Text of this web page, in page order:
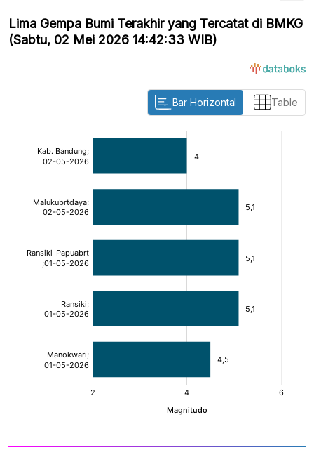
Lima Gempa Bumi Terakhir yang Tercatat di BMKG
(Sabtu, 02 Mei 2026 14:42:33 WIB)
Bar Horizontal Table